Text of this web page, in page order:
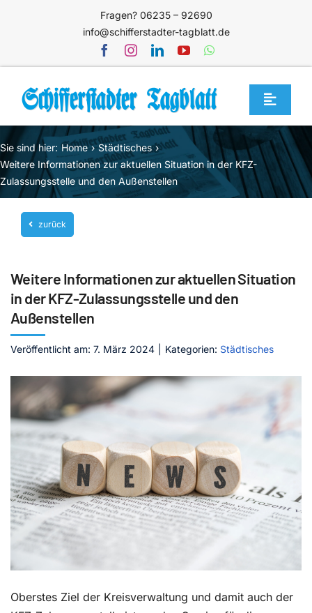
Fragen? 06235 – 92690
info@schifferstadter-tagblatt.de
Toggle
Home
Themen
Blog
Unternehmen
Mediathek
Jetzt abonnieren
Kontakt
Sie sind hier: Home
Städtisches
Weitere Informationen zur aktuellen Situation in der KFZ-
Zulassungsstelle und den Außenstellen
zurück
Weitere Informationen zur aktuellen Situation
in der KFZ-Zulassungsstelle und den
Außenstellen
Veröffentlicht am: 7. März 2024 Kategorien: Städtisches
Oberstes Ziel der Kreisverwaltung und damit auch der